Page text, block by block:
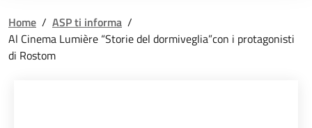
Home / ASP ti informa /
Al Cinema Lumière “Storie del dormiveglia”con i protagonisti
di Rostom